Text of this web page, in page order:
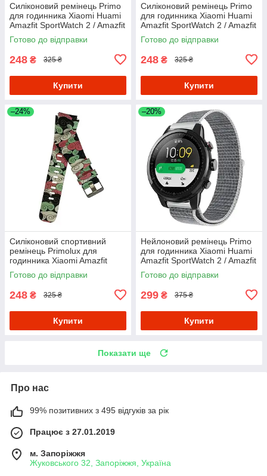
Силіконовий ремінець Primo
для годинника Xiaomi Huami
Amazfit SportWatch 2 / Amazfit
Stratos - Light Green
Готово до відправки
248 ₴ 325 ₴
Купити
Силіконовий ремінець Primo
для годинника Xiaomi Huami
Amazfit SportWatch 2 / Amazfit
Stratos - Yellow
Готово до відправки
248 ₴ 325 ₴
Купити
–24%
Силіконовий спортивний
ремінець Primolux для
годинника Xiaomi Amazfit
SportWatch 2/Amazfit Stratos -
Color Pattern
Готово до відправки
248 ₴ 325 ₴
Купити
–20%
Нейлоновий ремінець Primo
для годинника Xiaomi Huami
Amazfit SportWatch 2 / Amazfit
Stratos - White
Готово до відправки
299 ₴ 375 ₴
Купити
Показати ще
Про нас
99% позитивних з 495 відгуків за рік
Працює з 27.01.2019
м. Запоріжжя
Жуковського 32, Запоріжжя, Україна